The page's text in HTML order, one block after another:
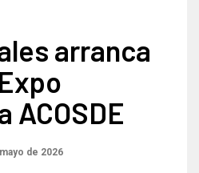
arranca
ACOSDE
de 2026